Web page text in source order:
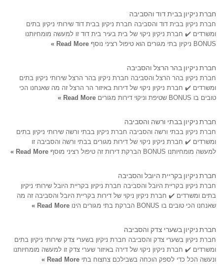
חברת ניקיון בבית דוד והסביבה
חברת ניקיון בבית דוד והסביבה חברת ניקיון בבית דוד שירותי ניקיון בתים
ומשרדים ✔️ חברת ניקיון ניקוי של בית בעיר בית דוד זו למעשה מומחיותנו
BONUS ניקיון בתי מגורים הוא טיפול רציני נוסף
Read More »
חברת ניקיון בהר הרצל והסביבה
חברת ניקיון בהר הרצל והסביבה חברת ניקיון בהר הרצל שירותי ניקיון בתים
ומשרדים ✔️ חברת ניקיון ניקוי של דירות באיזור הר הרצל זה מה שאנחנו הכי
טובים בו BONUS שטיפת וניקוי דירות מגורים
Read More »
חברת ניקיון בבתי ורשה והסביבה
חברת ניקיון בבתי ורשה והסביבה חברת ניקיון בבתי ורשה שירותי ניקיון בתים
ומשרדים ✔️ חברת ניקיון ניקוי של דירות מגורים בבתי ורשה והסביבה זו
למעשה מומחיותנו BONUS הברקת דירות זה טיפול רציני מוסף
Read More »
חברת ניקיון בקריית היובל והסביבה
חברת ניקיון בקריית היובל והסביבה חברת ניקיון בקריית היובל שירותי ניקיון
בתים ומשרדים ✔️ חברת ניקיון ניקוי של דירות בקריית היובל והסביבה זה מה
שאנחנו הכי טובים בו BONUS הברקת בתי מגורים הינו
Read More »
חברת ניקיון בשערי צדק והסביבה
חברת ניקיון בשערי צדק והסביבה חברת ניקיון בשערי צדק שירותי ניקיון בתים
ומשרדים ✔️ חברת ניקיון ניקוי של דירה באיזור שערי צדק זו למעשה מומחיותנו
ונעשה הכל כדי לספק הוכחה בשבילכם צחצוח בתי Read More »